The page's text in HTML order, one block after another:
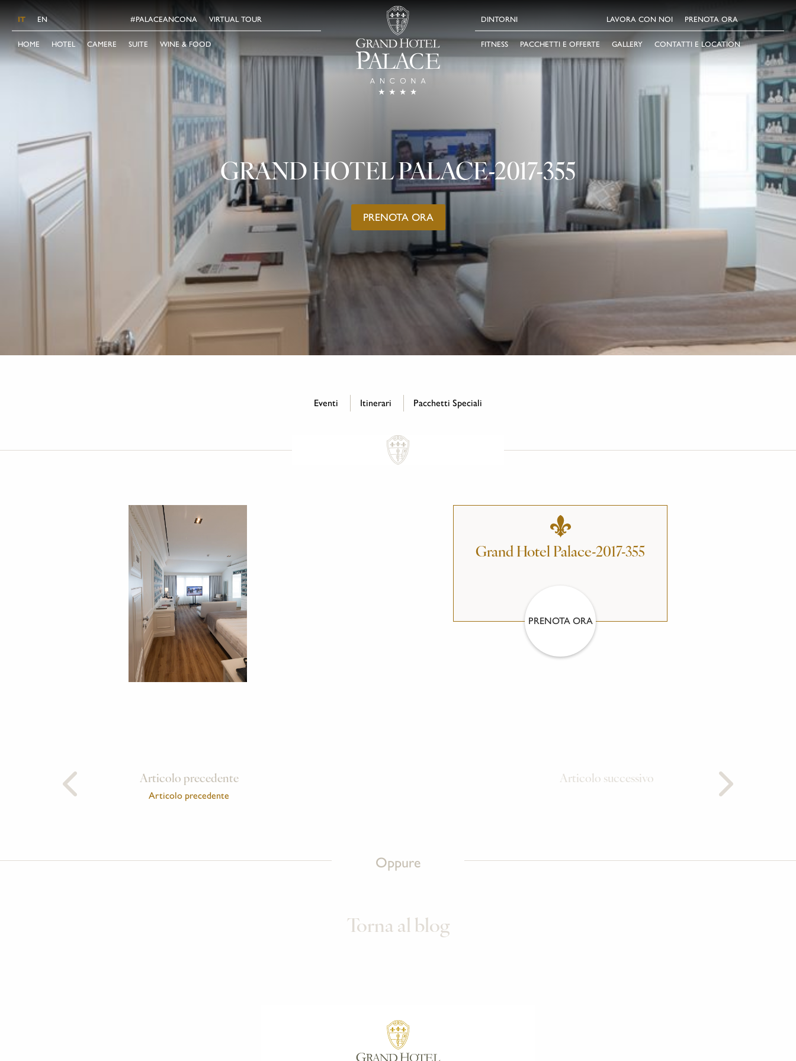
IT EN #PALACEANCONA VIRTUAL TOUR
HOME HOTEL CAMERE SUITE WINE & FOOD
DINTORNI LAVORA CON NOI PRENOTA ORA
FITNESS PACCHETTI E OFFERTE GALLERY CONTATTI E LOCATION
GRAND HOTEL PALACE-2017-355
PRENOTA ORA
Eventi Itinerari Pacchetti Speciali
Grand Hotel Palace-2017-355
PRENOTA ORA
Articolo precedente
Articolo precedente
Articolo successivo
Oppure
Torna al blog